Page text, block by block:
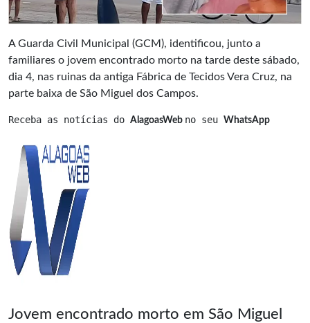
A Guarda Civil Municipal (GCM), identificou, junto a
familiares o jovem encontrado morto na tarde deste sábado,
dia 4, nas ruinas da antiga Fábrica de Tecidos Vera Cruz, na
parte baixa de São Miguel dos Campos.
Receba as notícias do AlagoasWeb no seu WhatsApp
Jovem encontrado morto em São Miguel